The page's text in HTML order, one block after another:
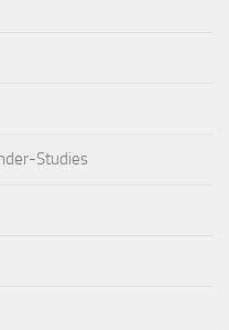
Studies